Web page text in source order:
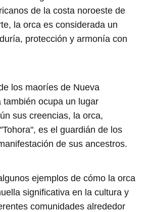
de la costa noroeste de
la orca es considerada un
protección y armonía con
los maoríes de Nueva
también ocupa un lugar
sus creencias, la orca,
es el guardián de los
de sus ancestros.
ejemplos de cómo la orca
significativa en la cultura y
comunidades alrededor